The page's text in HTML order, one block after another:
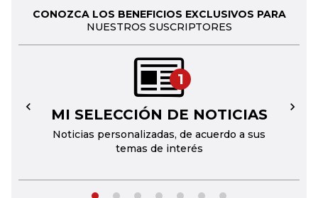
CONOZCA LOS BENEFICIOS EXCLUSIVOS PARA
NUESTROS SUSCRIPTORES
1
MI SELECCIÓN DE NOTICIAS
Noticias personalizadas, de acuerdo a sus
temas de interés
← →